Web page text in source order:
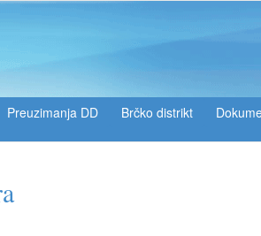
Preuzimanja DD Brčko distrikt